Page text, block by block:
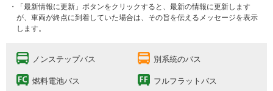
・「最新情報に更新」ボタンをクリックすると、最新の情報に更新します
が、車両が終点に到着していた場合は、その旨を伝えるメッセージを表示
します。
ノンステップバス 別系統のバス
燃料電池バス フルフラットバス